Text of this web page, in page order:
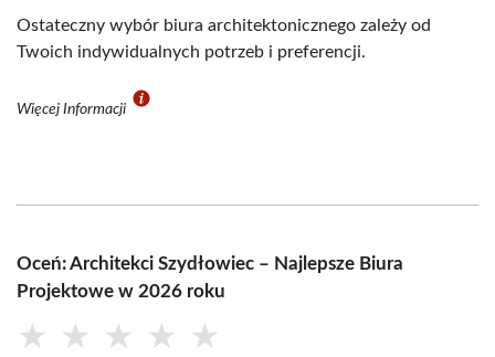
Ostateczny wybór biura architektonicznego zależy od
Twoich indywidualnych potrzeb i preferencji.
Więcej Informacji
Oceń: Architekci Szydłowiec – Najlepsze Biura
Projektowe w 2026 roku
★ ★ ★ ★ ★